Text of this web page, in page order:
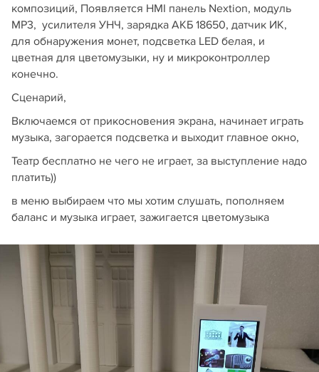
композиций, Появляется HMI панель Nextion, модуль
MP3, усилителя УНЧ, зарядка АКБ 18650, датчик ИК,
для обнаружения монет, подсветка LED белая, и
цветная для цветомузыки, ну и микроконтроллер
конечно.
Сценарий,
Включаемся от прикосновения экрана, начинает играть
музыка, загорается подсветка и выходит главное окно,
Театр бесплатно не чего не играет, за выступление надо
платить))
в меню выбираем что мы хотим слушать, пополняем
баланс и музыка играет, зажигается цветомузыка